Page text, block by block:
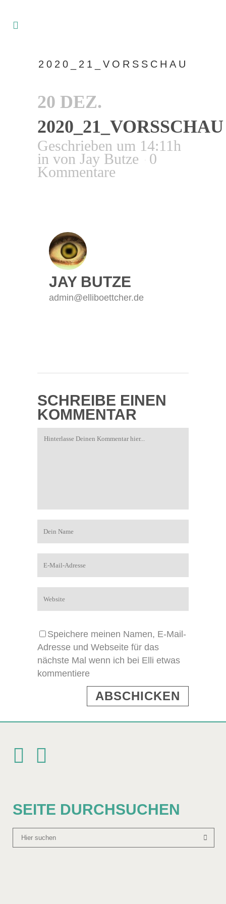
2020_21_VORSSCHAU
20 DEZ.
2020_21_VORSSCHAU
Geschrieben um 14:11h
in von Jay Butze 0
Kommentare
JAY BUTZE
admin@elliboettcher.de
SCHREIBE EINEN
KOMMENTAR
Speichere meinen Namen, E-Mail-
Adresse und Webseite für das
nächste Mal wenn ich bei Elli etwas
kommentiere
SEITE DURCHSUCHEN